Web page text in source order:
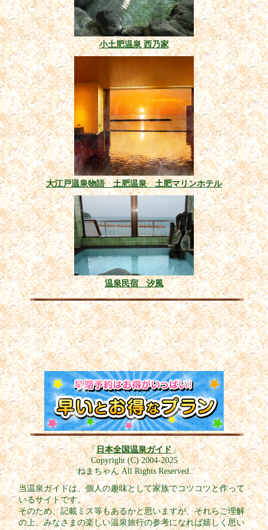
小土肥温泉 西乃家
大江戸温泉物語 土肥温泉 土肥マリンホテル
温泉民宿 汐風
「日本全国温泉ガイド」
Copyright (C) 2004-2025
ねまちゃん All Rights Reserved.
当温泉ガイドは、個人の趣味として家族でコツコツと作って
いるサイトです。
そのため、記載ミス等もあるかと思いますが、それらご理解
の上、みなさまの楽しい温泉旅行の参考になれば嬉しく思い